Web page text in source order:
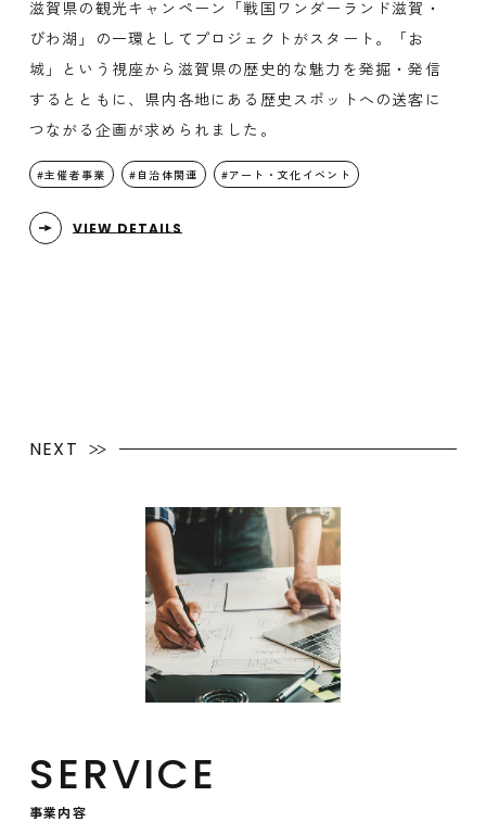
滋賀県の観光キャンペーン「戦国ワンダーランド滋賀・
びわ湖」の一環としてプロジェクトがスタート。「お
城」という視座から滋賀県の歴史的な魅力を発掘・発信
するとともに、県内各地にある歴史スポットへの送客に
つながる企画が求められました。
主催者事業 自治体関連 アート・文化イベント
VIEW DETAILS
NEXT
事業内容
SERVICE